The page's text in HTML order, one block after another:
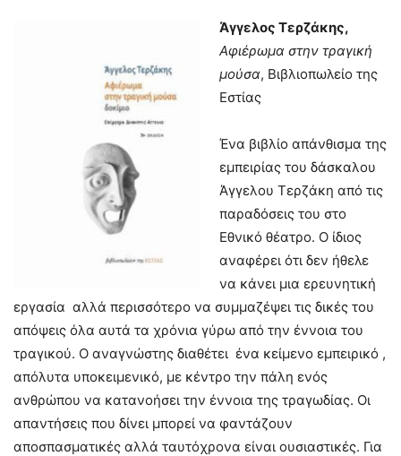
Άγγελος Τερζάκης,
Αφιέρωμα στην τραγική
μούσα, Βιβλιοπωλείο της
Εστίας
Ένα βιβλίο απάνθισμα της
εμπειρίας του δάσκαλου
Άγγελου Τερζάκη από τις
παραδόσεις του στο
Εθνικό θέατρο. Ο ίδιος
αναφέρει ότι δεν ήθελε
να κάνει μια ερευνητική
εργασία αλλά περισσότερο να συμμαζέψει τις δικές του
απόψεις όλα αυτά τα χρόνια γύρω από την έννοια του
τραγικού. Ο αναγνώστης διαθέτει ένα κείμενο εμπειρικό ,
απόλυτα υποκειμενικό, με κέντρο την πάλη ενός
ανθρώπου να κατανοήσει την έννοια της τραγωδίας. Οι
απαντήσεις που δίνει μπορεί να φαντάζουν
αποσπασματικές αλλά ταυτόχρονα είναι ουσιαστικές. Για